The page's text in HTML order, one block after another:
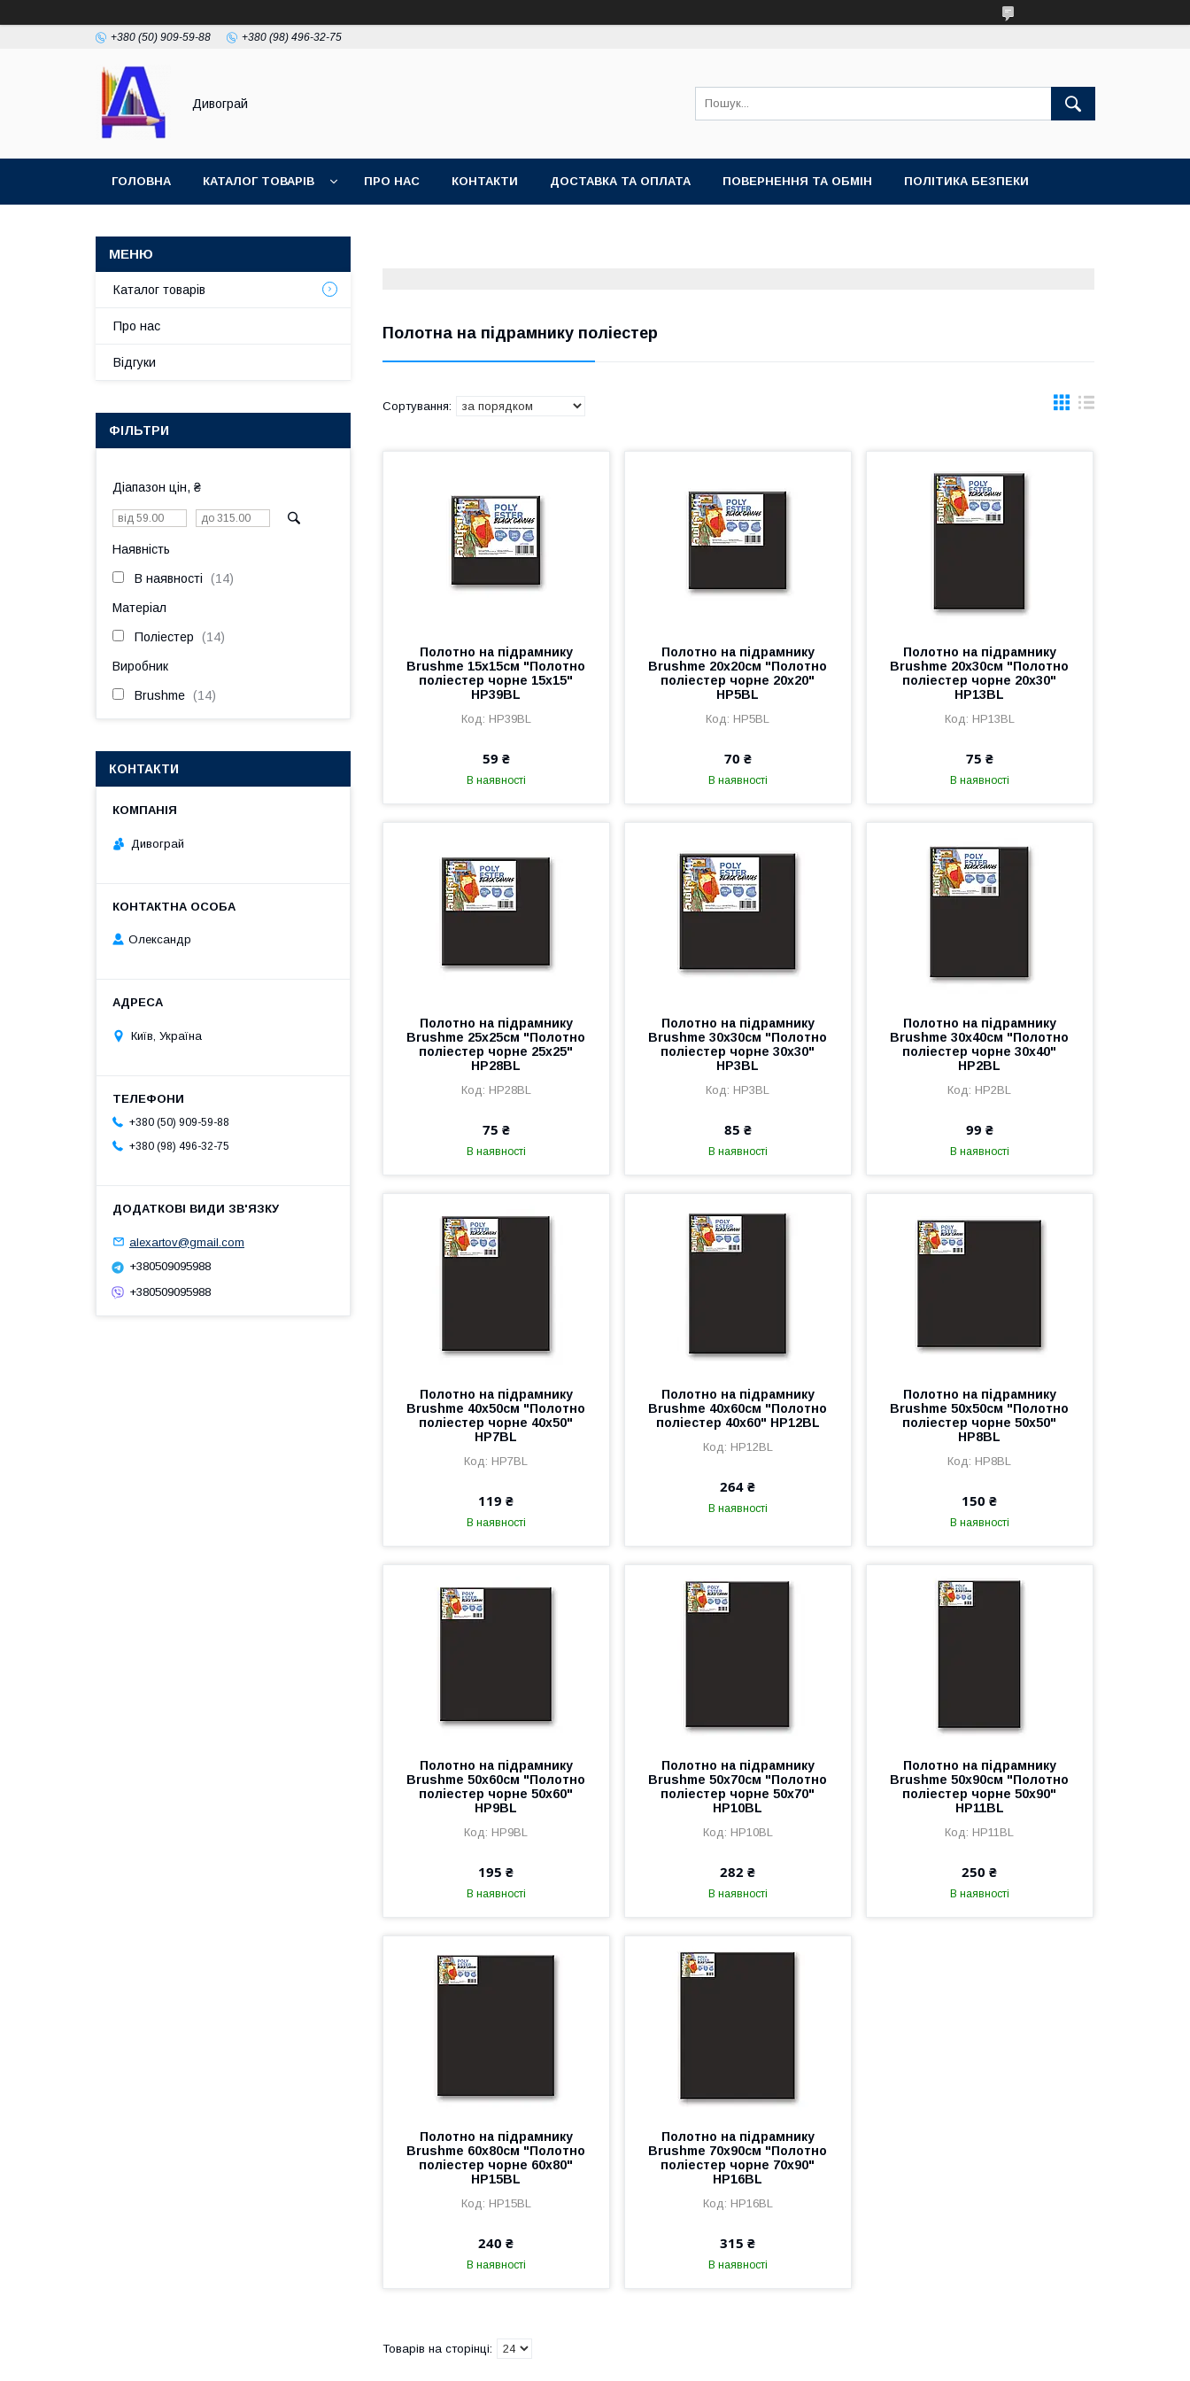
+380 (50) 909-59-88 +380 (98) 496-32-75
Дивограй
ГОЛОВНА КАТАЛОГ ТОВАРІВ ПРО НАС КОНТАКТИ ДОСТАВКА ТА ОПЛАТА ПОВЕРНЕННЯ ТА ОБМІН ПОЛІТИКА БЕЗПЕКИ
Полотна на підрамнику поліестер
Полотно на підрамнику
Brushme 15x15см "Полотно
поліестер чорне 15х15"
HP39BL
HP39BL
59 ₴
В наявності
Полотно на підрамнику
Brushme 20x20см "Полотно
поліестер чорне 20х20"
HP5BL
HP5BL
70 ₴
В наявності
Полотно на підрамнику
Brushme 20x30см "Полотно
поліестер чорне 20х30"
HP13BL
HP13BL
75 ₴
В наявності
Полотно на підрамнику
Brushme 25x25см "Полотно
поліестер чорне 25х25"
HP28BL
HP28BL
75 ₴
В наявності
Полотно на підрамнику
Brushme 30x30см "Полотно
поліестер чорне 30х30"
HP3BL
HP3BL
85 ₴
В наявності
Полотно на підрамнику
Brushme 30x40см "Полотно
поліестер чорне 30x40"
HP2BL
HP2BL
99 ₴
В наявності
Полотно на підрамнику
Brushme 40x50см "Полотно
поліестер чорне 40х50"
HP7BL
HP7BL
119 ₴
В наявності
Полотно на підрамнику
Brushme 40x60см "Полотно
поліестер 40х60" HP12BL
HP12BL
264 ₴
В наявності
Полотно на підрамнику
Brushme 50x50см "Полотно
поліестер чорне 50х50"
HP8BL
HP8BL
150 ₴
В наявності
Полотно на підрамнику
Brushme 50x60см "Полотно
поліестер чорне 50х60"
HP9BL
HP9BL
195 ₴
В наявності
Полотно на підрамнику
Brushme 50x70см "Полотно
поліестер чорне 50х70"
HP10BL
HP10BL
282 ₴
В наявності
Полотно на підрамнику
Brushme 50x90см "Полотно
поліестер чорне 50х90"
HP11BL
HP11BL
250 ₴
В наявності
Полотно на підрамнику
Brushme 60x80см "Полотно
поліестер чорне 60х80"
HP15BL
HP15BL
240 ₴
В наявності
Полотно на підрамнику
Brushme 70x90см "Полотно
поліестер чорне 70х90"
HP16BL
HP16BL
315 ₴
В наявності
Каталог товарів
Про нас
Відгуки
ФІЛЬТРИ
Діапазон цін, ₴
Наявність
В наявності 14
Матеріал
Поліестер 14
Виробник
Brushme 14
КОНТАКТИ
Дивограй
Олександр
Київ, Україна
+380 (50) 909-59-88
+380 (98) 496-32-75
alexartov@gmail.com
+380509095988
+380509095988